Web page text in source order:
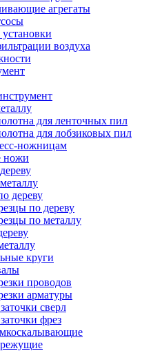
агрегаты
воздуха
для ленточных пил
для лобзиковых пил
ножницам
ножи
дереву
по дереву
по металлу
круги
проводов
арматуры
сверл
фрез